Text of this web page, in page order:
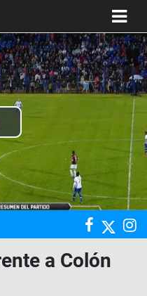
a Colón